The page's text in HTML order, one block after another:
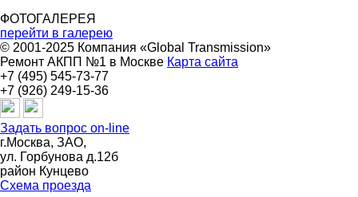
ФОТОГАЛЕРЕЯ
перейти в галерею
© 2001-2025 Компания «Global Transmission»
Ремонт АКПП №1 в Москве Карта сайта
+7 (495) 545-73-77
+7 (926) 249-15-36
Задать вопрос on-line
г.Москва, ЗАО,
ул. Горбунова д.12б
район Кунцево
Схема проезда